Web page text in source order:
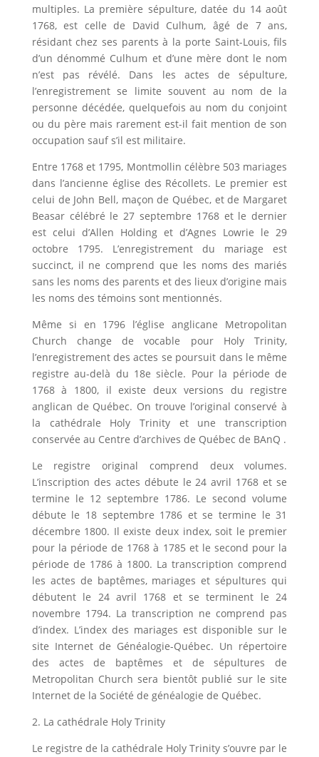
multiples. La première sépulture, datée du 14 août
1768, est celle de David Culhum, âgé de 7 ans,
résidant chez ses parents à la porte Saint-Louis, fils
d’un dénommé Culhum et d’une mère dont le nom
n’est pas révélé. Dans les actes de sépulture,
l’enregistrement se limite souvent au nom de la
personne décédée, quelquefois au nom du conjoint
ou du père mais rarement est-il fait mention de son
occupation sauf s’il est militaire.
Entre 1768 et 1795, Montmollin célèbre 503 mariages
dans l’ancienne église des Récollets. Le premier est
celui de John Bell, maçon de Québec, et de Margaret
Beasar célébré le 27 septembre 1768 et le dernier
est celui d’Allen Holding et d’Agnes Lowrie le 29
octobre 1795. L’enregistrement du mariage est
succinct, il ne comprend que les noms des mariés
sans les noms des parents et des lieux d’origine mais
les noms des témoins sont mentionnés.
Même si en 1796 l’église anglicane Metropolitan
Church change de vocable pour Holy Trinity,
l’enregistrement des actes se poursuit dans le même
registre au-delà du 18e siècle. Pour la période de
1768 à 1800, il existe deux versions du registre
anglican de Québec. On trouve l’original conservé à
la cathédrale Holy Trinity et une transcription
conservée au Centre d’archives de Québec de BAnQ .
Le registre original comprend deux volumes.
L’inscription des actes débute le 24 avril 1768 et se
termine le 12 septembre 1786. Le second volume
débute le 18 septembre 1786 et se termine le 31
décembre 1800. Il existe deux index, soit le premier
pour la période de 1768 à 1785 et le second pour la
période de 1786 à 1800. La transcription comprend
les actes de baptêmes, mariages et sépultures qui
débutent le 24 avril 1768 et se terminent le 24
novembre 1794. La transcription ne comprend pas
d’index. L’index des mariages est disponible sur le
site Internet de Généalogie-Québec. Un répertoire
des actes de baptêmes et de sépultures de
Metropolitan Church sera bientôt publié sur le site
Internet de la Société de généalogie de Québec.
2. La cathédrale Holy Trinity
Le registre de la cathédrale Holy Trinity s’ouvre par le